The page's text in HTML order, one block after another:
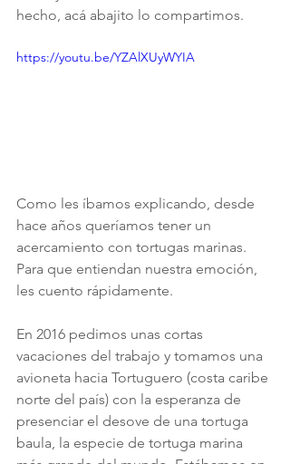
hecho, acá abajito lo compartimos.
https://youtu.be/YZAlXUyWYIA
Como les íbamos explicando, desde
hace años queríamos tener un
acercamiento con tortugas marinas.
Para que entiendan nuestra emoción,
les cuento rápidamente.
En 2016 pedimos unas cortas
vacaciones del trabajo y tomamos una
avioneta hacia Tortuguero (costa caribe
norte del país) con la esperanza de
presenciar el desove de una tortuga
baula, la especie de tortuga marina